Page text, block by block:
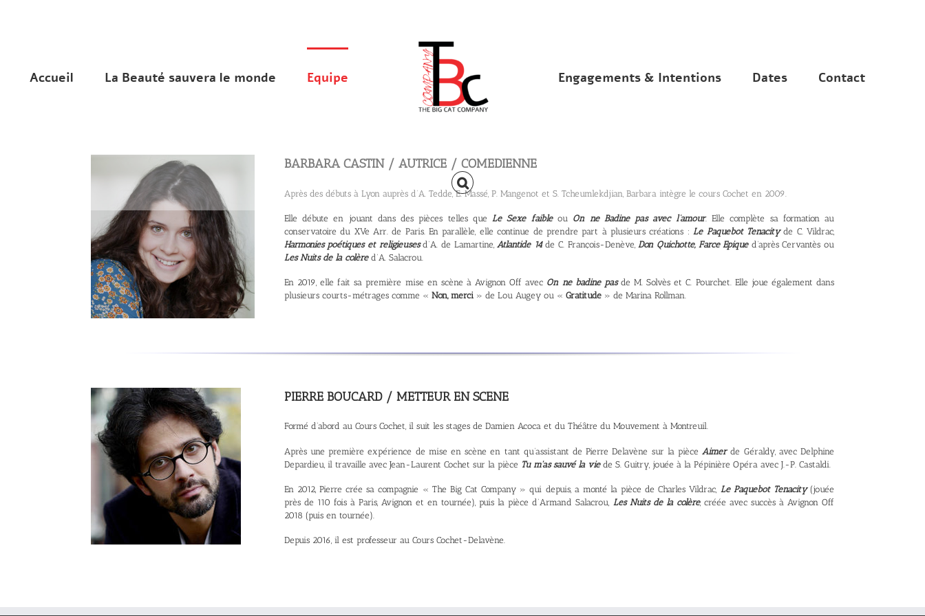
Accueil La Beauté sauvera le monde Equipe Engagements & Intentions Dates Contact
BARBARA CASTIN / AUTRICE / COMEDIENNE
Après des débuts à Lyon auprès d’A. Tedde, E. Massé, P. Mangenot et S. Tcheumlekdjian, Barbara intègre le cours Cochet en 2009.
Elle débute en jouant dans des pièces telles queLe Sexe faibleou On ne Badine pas avec l’amour. Elle complète sa formation au
conservatoire du XVe Arr. de Paris. En parallèle, elle continue de prendre part à plusieurs créations :Le Paquebot Tenacityde C. Vildrac,
Harmonies poétiques et religieusesd’A. de Lamartine,Atlantide 14de C. François-Denève,Don Quichotte, Farce Epiqued’après Cervantès ou
Les Nuits de la colèred’A. Salacrou.
En 2019, elle fait sa première mise en scène à Avignon Off avec On ne badine pasde M. Solvès et C. Pourchet. Elle joue également dans
plusieurs courts-métrages comme « Non, merci» de Lou Augey ou « Gratitude» de Marina Rollman.
PIERRE BOUCARD / METTEUR EN SCENE
Formé d’abord au Cours Cochet, il suit les stages de Damien Acoca et du Théâtre du Mouvement à Montreuil.
Après une première expérience de mise en scène en tant qu’assistant de Pierre Delavène sur la pièceAimerde Géraldy, avec Delphine
Depardieu, il travaille avec Jean-Laurent Cochet sur la pièce Tu m'as sauvé la viede S. Guitry, jouée à la Pépinière Opéra avec J.-P. Castaldi.
En 2012, Pierre crée sa compagnie « The Big Cat Company » qui depuis, a monté la pièce de Charles Vildrac, Le Paquebot Tenacity(jouée
près de 110 fois à Paris, Avignon et en tournée), puis la pièce d’Armand Salacrou, Les Nuits de la colère, créée avec succès à Avignon Off
2018 (puis en tournée).
Depuis 2016, il est professeur au Cours Cochet-Delavène.